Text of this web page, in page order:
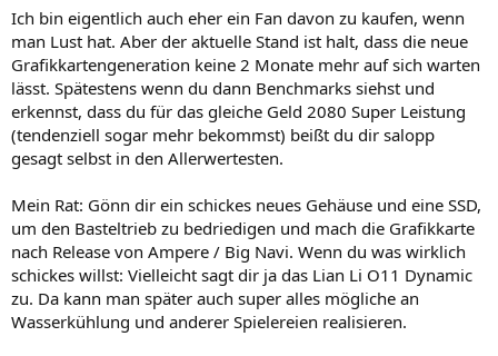
Ich bin eigentlich auch eher ein Fan davon zu kaufen, wenn
man Lust hat. Aber der aktuelle Stand ist halt, dass die neue
Grafikkartengeneration keine 2 Monate mehr auf sich warten
lässt. Spätestens wenn du dann Benchmarks siehst und
erkennst, dass du für das gleiche Geld 2080 Super Leistung
(tendenziell sogar mehr bekommst) beißt du dir salopp
gesagt selbst in den Allerwertesten.
Mein Rat: Gönn dir ein schickes neues Gehäuse und eine SSD,
um den Basteltrieb zu bedriedigen und mach die Grafikkarte
nach Release von Ampere / Big Navi. Wenn du was wirklich
schickes willst: Vielleicht sagt dir ja das Lian Li O11 Dynamic
zu. Da kann man später auch super alles mögliche an
Wasserkühlung und anderer Spielereien realisieren.